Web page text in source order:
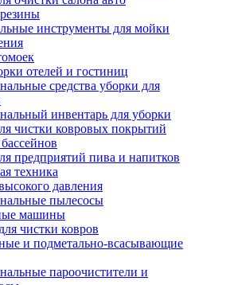
инструменты для мойки
отелей и гостиниц
средства уборки для
инвентарь для уборки
чистки ковровых покрытий
предприятий пива и напитков
техника
давления
пылесосы
машины
чистки ковров
и подметально-всасывающие
пароочистители и